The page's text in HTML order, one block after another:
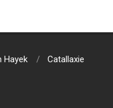
Hayek Catallaxie